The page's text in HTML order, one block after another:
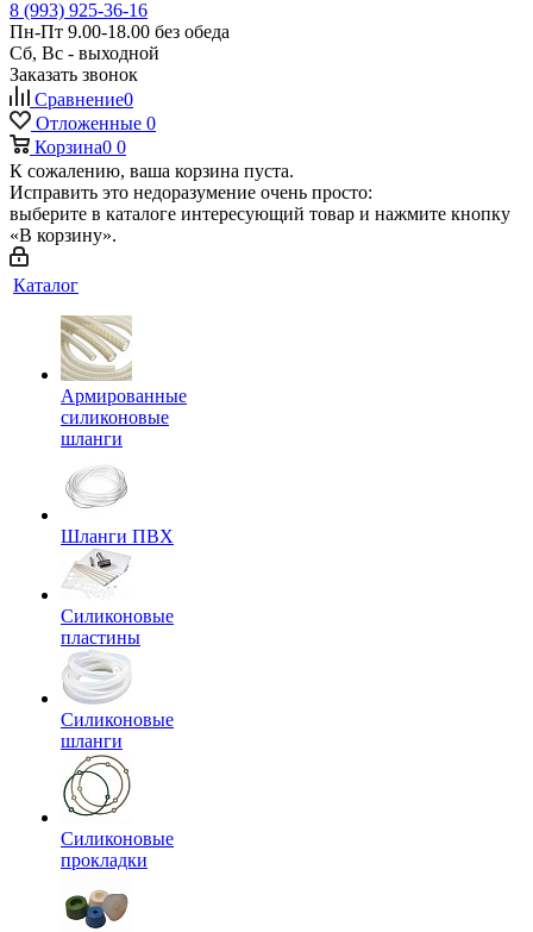
8 (993) 925-36-16
Пн-Пт 9.00-18.00 без обеда
Сб, Вс - выходной
Заказать звонок
Сравнение0
Отложенные 0
Корзина0 0
К сожалению, ваша корзина пуста.
Исправить это недоразумение очень просто:
выберите в каталоге интересующий товар и нажмите кнопку
«В корзину».
Каталог
Армированные
силиконовые
шланги
Шланги ПВХ
Силиконовые
пластины
Силиконовые
шланги
Силиконовые
прокладки